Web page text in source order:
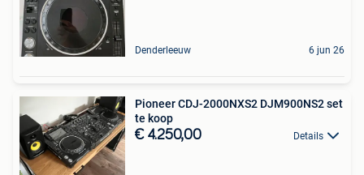
Denderleeuw 6 jun 26
Pioneer CDJ-2000NXS2 DJM900NS2 set
te koop
€ 4.250,00 Details